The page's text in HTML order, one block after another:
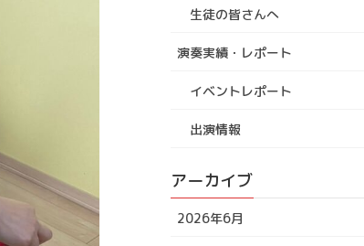
生徒の皆さんへ
演奏実績・レポート
イベントレポート
出演情報
アーカイブ
2026年6月